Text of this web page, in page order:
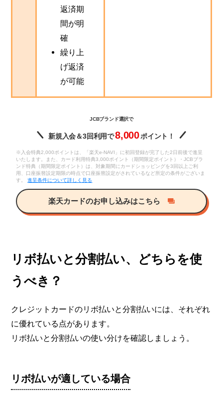
返済期
間が明
確
繰り上
げ返済
が可能
JCBブランド選択で
新規入会＆3回利用で8,000ポイント！
※入会特典2,000ポイントは、「楽天e-NAVI」に初回登録が完了した2日前後で進呈
いたします。また、カード利用特典3,000ポイント（期間限定ポイント）・JCBブラ
ンド特典（期間限定ポイント）は、対象期間にカードショッピングを3回以上ご利
用、口座振替設定期限の時点で口座振替設定がされているなど所定の条件がございま
す。進呈条件について詳しく見る
楽天カードのお申し込みはこちら
リボ払いと分割払い、どちらを使
うべき？
クレジットカードのリボ払いと分割払いには、それぞれ
に優れている点があります。
リボ払いと分割払いの使い分けを確認しましょう。
リボ払いが適している場合